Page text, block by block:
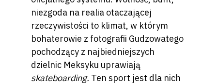
niezgoda na realia otaczającej
rzeczywistości to klimat, w którym
bohaterowie z fotografii Gudzowatego
pochodzący z najbiedniejszych
dzielnic Meksyku uprawiają
skateboarding. Ten sport jest dla nich